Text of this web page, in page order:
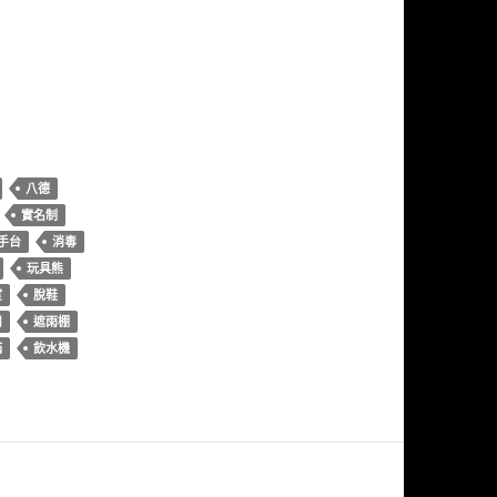
八德
實名制
台
消毒
玩具熊
脫鞋
遮雨棚
飲水機